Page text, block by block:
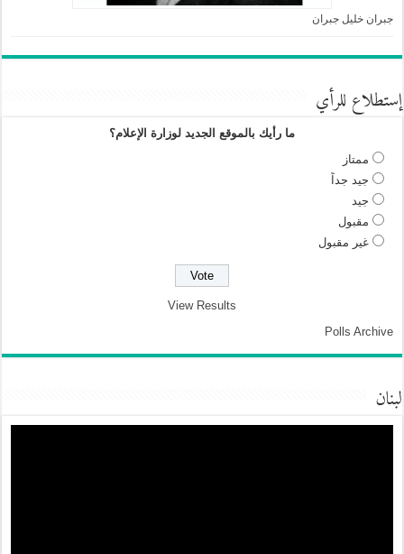
جبران خليل جبران
إستطلاع للرأي
ما رأيك بالموقع الجديد لوزارة الإعلام؟
ممتاز
جيد جداً
جيد
مقبول
غير مقبول
View Results
Polls Archive
لبنان